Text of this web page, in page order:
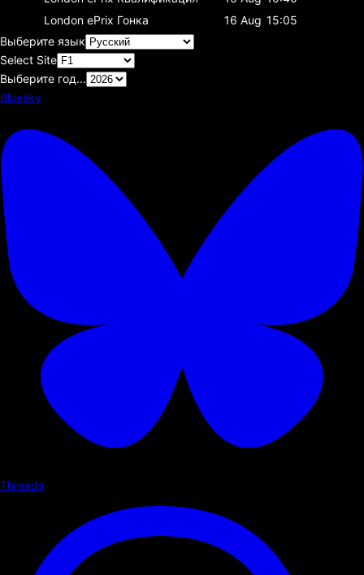
London ePrix Гонка 16 Aug 15:05
Выберите язык
Select Site
Выберите год...
Bluesky
Threads